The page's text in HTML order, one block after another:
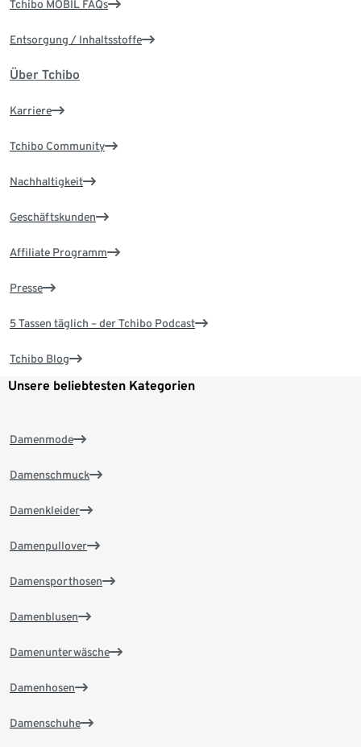
Tchibo MOBIL FAQs
Entsorgung / Inhaltsstoffe
Über Tchibo
Karriere
Tchibo Community
Nachhaltigkeit
Geschäftskunden
Affiliate Programm
Presse
5 Tassen täglich – der Tchibo Podcast
Tchibo Blog
Unsere beliebtesten Kategorien
Damenmode
Damenschmuck
Damenkleider
Damenpullover
Damensporthosen
Damenblusen
Damenunterwäsche
Damenhosen
Damenschuhe